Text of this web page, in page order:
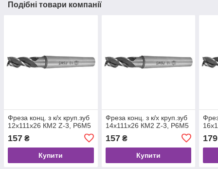
Подібні товари компанії
Фреза конц. з к/х круп.зуб
12х111х26 КМ2 Z-3, Р6М5
157 ₴
Купити
Фреза конц. з к/х круп.зуб
14х111х26 КМ2 Z-3, Р6М5
157₴
Купити
179